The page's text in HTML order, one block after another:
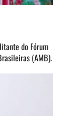
do Fórum
(AMB).